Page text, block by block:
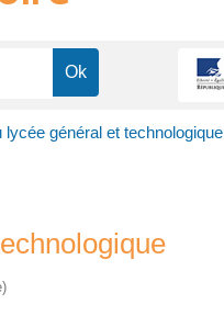
général et technologique